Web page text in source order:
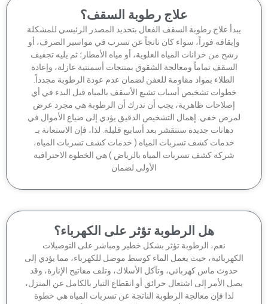
علاج رطوبة السقف؟
علاج رطوبة السقف الفعال بتحديد المصدر الرئيسي للمشكلة
فوراً، سواء كان ناتجاً عن تسرب في مواسير الصرف، أو
رشح من خزانات المياه العلوية، أو مياه الأمطار؛ ثم يليه تجفيف
السقف تماماً ومعالجة الشقوق بمنتجات أسمنتية عازلة، وإعادة
الطلاء بمواد مقاومة للعفن لضمان عدم عودة الرطوبة مجدداً.
خطوات تشخيص أسباب تشبع الأسقف بالمياه قبل البدء في أي
إصلاحات ظاهرية، يجب أن ندرك أن الرطوبة هي مجرد عرض
خفي. إهمال التشخيص الدقيق يؤدي إلى ضياع الأموال في
دهانات جديدة ستتقشر بعد أسابيع قليلة. لذا، فإن الاستعانة بـ
خدمات كشف تسربات المياه ( خدمات كشف تسربات المياه،
شركة كشف تسربات المياه بالرياض ) هي الخطوة الاحترافية
الأولى لضمان
هل الرطوبة تؤثر على الكهرباء؟
نعم، الرطوبة تؤثر بشكل خطير ومباشر على التوصيلات
حيث يعمل الماء كوسط موصل للكهرباء، مما يؤدي إلى
حدوث ماس كهربائي، وتآكل الأسلاك، وتلف مفاتيح الإنارة، وقد
الأمر إلى اشتعال حرائق أو انقطاع التيار بالكامل عن المنزل،
لذا فإن معالجة الرطوبة الناتجة عن تسربات المياه هي خطوة